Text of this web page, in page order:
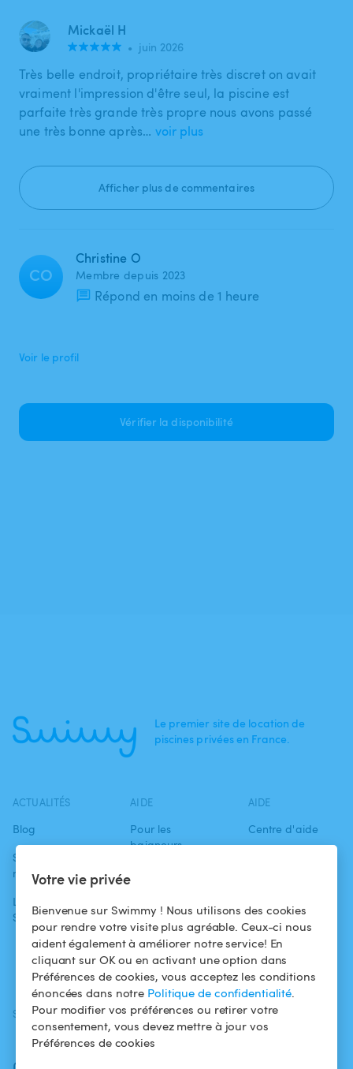
Votre vie privée
Bienvenue sur Swimmy ! Nous utilisons des cookies
pour rendre votre visite plus agréable. Ceux-ci nous
aident également à améliorer notre service! En
cliquant sur OK ou en activant une option dans
Préférences de cookies, vous acceptez les conditions
énoncées dans notre Politique de confidentialité.
Pour modifier vos préférences ou retirer votre
consentement, vous devez mettre à jour vos
Préférences de cookies
Mickaël H
• juin 2026
Très belle endroit, propriétaire très discret on avait
vraiment l'impression d'être seul, la piscine est
parfaite très grande très propre nous avons passé
une très bonne après… voir plus
Afficher plus de commentaires
CO
Christine O
Membre depuis 2023
Répond en moins de 1 heure
Voir le profil
Vérifier la disponibilité
Le premier site de location de
piscines privées en France.
ACTUALITÉS
Blog
Swimmy dans les
médias
L'aventure
Swimmy
AIDE
Pour les
baigneurs
Louer ma piscine
Comment ça
marche ?
AIDE
Centre d'aide
confidentialité
Mentions légales
SUIVEZ-NOUS
Facebook
TÉLÉCHARGEZ L'APP